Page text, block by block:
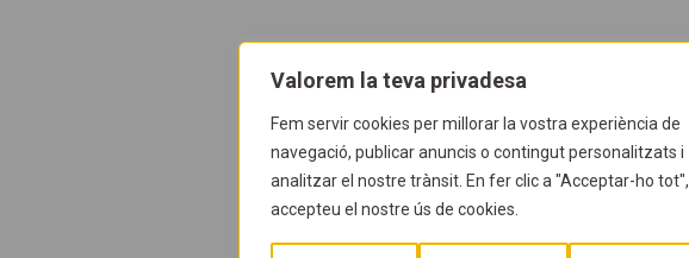
Valorem la teva privadesa
Fem servir cookies per millorar la vostra experiència de
navegació, publicar anuncis o contingut personalitzats i
analitzar el nostre trànsit. En fer clic a "Acceptar-ho tot",
accepteu el nostre ús de cookies.